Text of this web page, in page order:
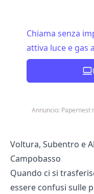
Chiama senza
attiva luce e gas
Annuncio: Papernest
Voltura, Subentro e
Campobasso
Quando ci si
essere confusi sulle